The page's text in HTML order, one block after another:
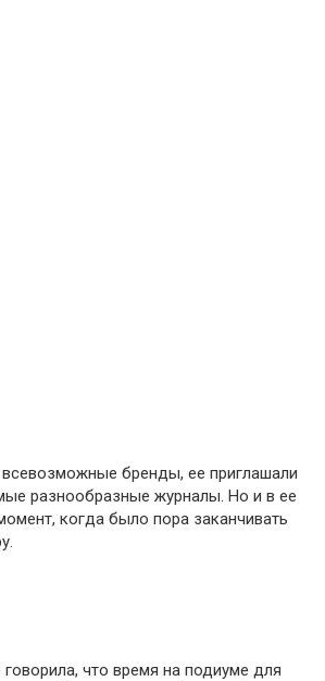
бренды, ее приглашали
разнообразные журналы. Но и в ее
когда было пора заканчивать
что время на подиуме для